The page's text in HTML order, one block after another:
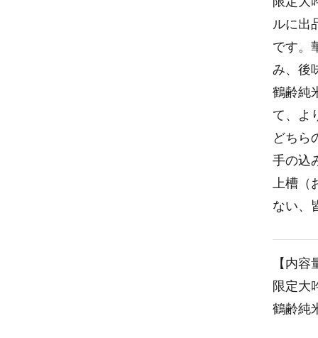
ルに出
です。
み、後
鶴齢純
て、よ
どちら
手の込
上槽
ない、
【内容
限定大
鶴齢純